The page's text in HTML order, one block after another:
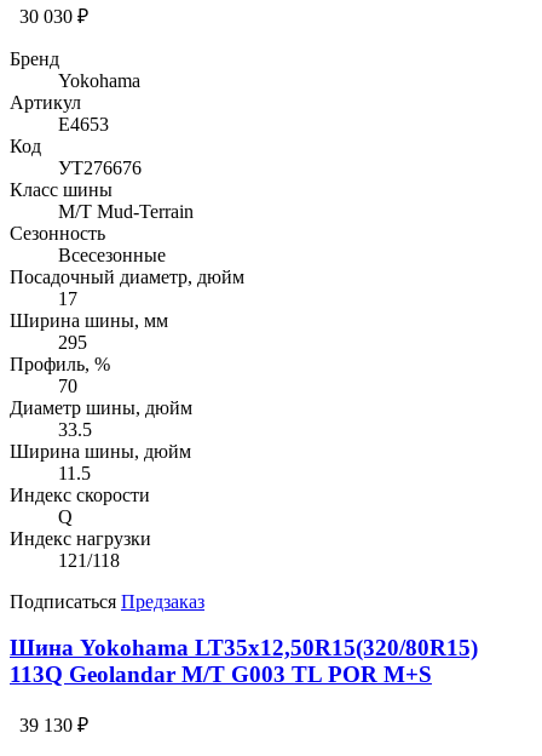
30 030 ₽
Бренд
Yokohama
Артикул
E4653
Код
УТ276676
Класс шины
M/T Mud-Terrain
Сезонность
Всесезонные
Посадочный диаметр, дюйм
17
Ширина шины, мм
295
Профиль, %
70
Диаметр шины, дюйм
33.5
Ширина шины, дюйм
11.5
Индекс скорости
Q
Индекс нагрузки
121/118
Подписаться Предзаказ
Шина Yokohama LT35x12,50R15(320/80R15)
113Q Geolandar M/T G003 TL POR M+S
39 130 ₽